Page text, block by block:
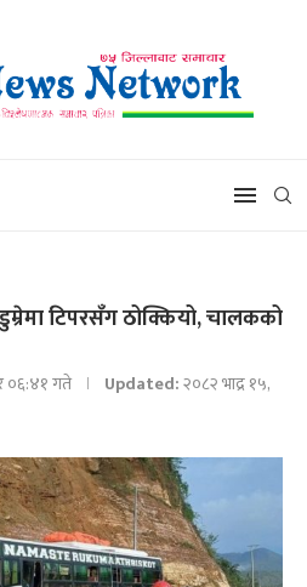
टिपरसँग ठोक्कियो, चालकको
०६:४१ गते Updated:२०८२ भाद्र १५,